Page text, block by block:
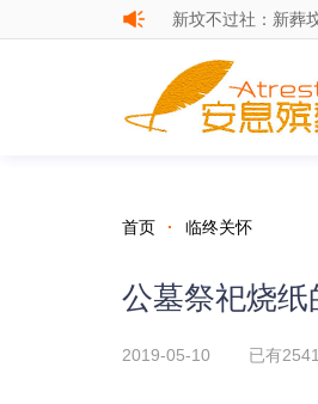
成都公墓陵园安葬
新坟不过社：新葬
首页 · 临终关怀
公墓祭祀烧
2019-05-10 已有